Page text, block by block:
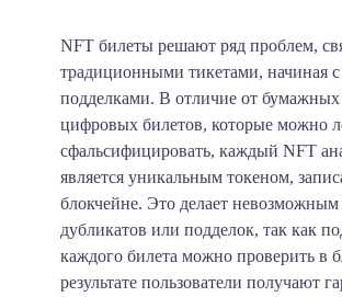
NFT билеты решают ряд проблем,
традиционными тикетами, начиная
подделками. В отличие от
цифровых билетов, которые можно
сфальсифицировать, каждый NFT
является уникальным токеном,
блокчейне. Это делает невозможным
дубликатов или подделок, так как
каждого билета можно проверить в
результате пользователи получают